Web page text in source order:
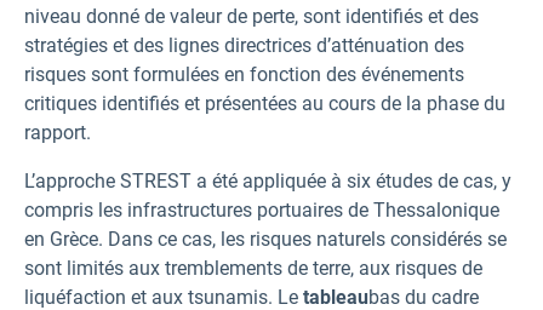
niveau donné de valeur de perte, sont identifiés et des
stratégies et des lignes directrices d’atténuation des
risques sont formulées en fonction des événements
critiques identifiés et présentées au cours de la phase du
rapport.
L’approche STREST a été appliquée à six études de cas, y
compris les infrastructures portuaires de Thessalonique
en Grèce. Dans ce cas, les risques naturels considérés se
sont limités aux tremblements de terre, aux risques de
liquéfaction et aux tsunamis. Le tableaubas du cadre